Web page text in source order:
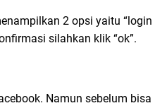
2 opsi yaitu
silahkan klik “ok”.
Namun sebelum